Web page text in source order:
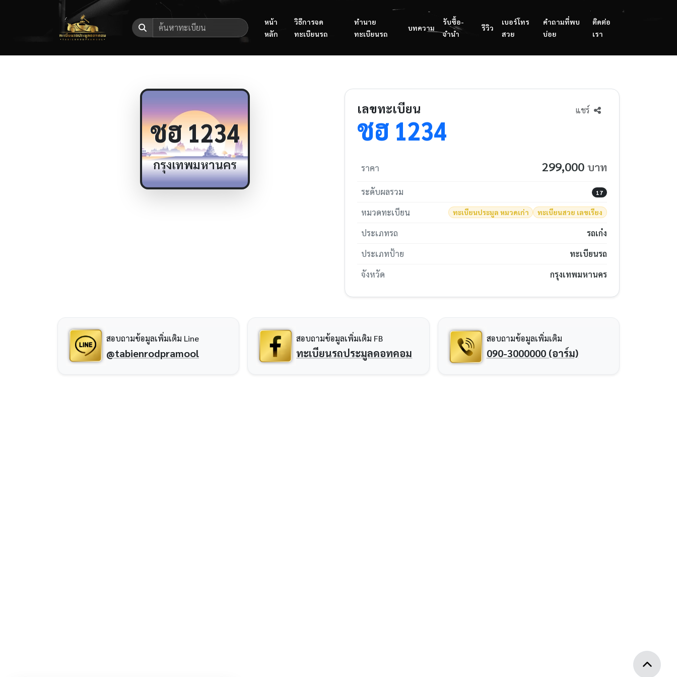
หน้า
หลัก
วิธีการจด
ทะเบียนรถ
ทำนาย
ทะเบียนรถ
บทความ
รับซื้อ-
จำนำ
รีวิว
เบอร์โทร
สวย
คำถามที่พบ
บ่อย
ติดต่อ
เรา
ชฮ1234
กรุงเทพมหานคร
เลขทะเบียน
ชฮ 1234
แชร์
ราคา 299,000 บาท
ระดับผลรวม 17
หมวดทะเบียน ทะเบียนประมูล หมวดเก่า ทะเบียนสวย เลขเรียง
ประเภทรถ
รถเก๋ง
ประเภทป้าย
ทะเบียนรถ
จังหวัด
กรุงเทพมหานคร
สอบถามข้อมูลเพิ่มเติม Line
@tabienrodpramool
สอบถามข้อมูลเพิ่มเติม FB
ทะเบียนรถประมูลดอทคอม
สอบถามข้อมูลเพิ่มเติม
090-3000000 (อาร์ม)